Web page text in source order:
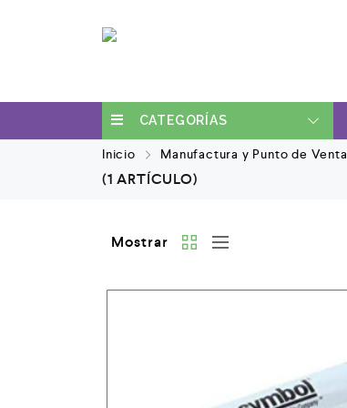
CATEGORÍAS
Inicio Manufactura y Punto de Venta
(1 ARTÍCULO)
Mostrar